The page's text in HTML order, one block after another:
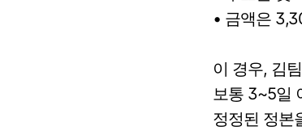
• 금액은
이 경우, 김
보통 3~5일
정정된 정본